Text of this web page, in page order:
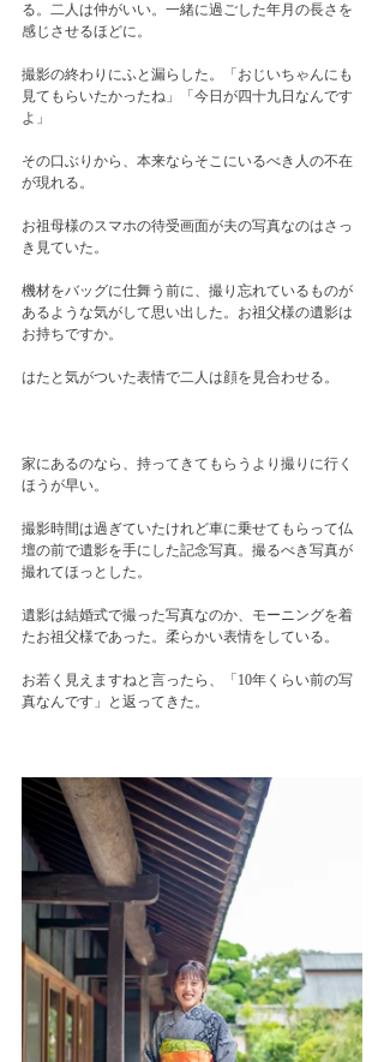
る。二人は仲がいい。一緒に過ごした年月の長さを
感じさせるほどに。
撮影の終わりにふと漏らした。「おじいちゃんにも
見てもらいたかったね」「今日が四十九日なんです
よ」
その口ぶりから、本来ならそこにいるべき人の不在
が現れる。
お祖母様のスマホの待受画面が夫の写真なのはさっ
き見ていた。
機材をバッグに仕舞う前に、撮り忘れているものが
あるような気がして思い出した。お祖父様の遺影は
お持ちですか。
はたと気がついた表情で二人は顔を見合わせる。
家にあるのなら、持ってきてもらうより撮りに行く
ほうが早い。
撮影時間は過ぎていたけれど車に乗せてもらって仏
壇の前で遺影を手にした記念写真。撮るべき写真が
撮れてほっとした。
遺影は結婚式で撮った写真なのか、モーニングを着
たお祖父様であった。柔らかい表情をしている。
お若く見えますねと言ったら、「10年くらい前の写
真なんです」と返ってきた。